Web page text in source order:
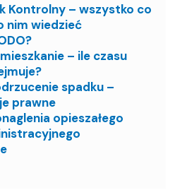
Kontrolny – wszystko co
nim wiedzieć
– ile czasu
spadku –
prawne
opieszałego